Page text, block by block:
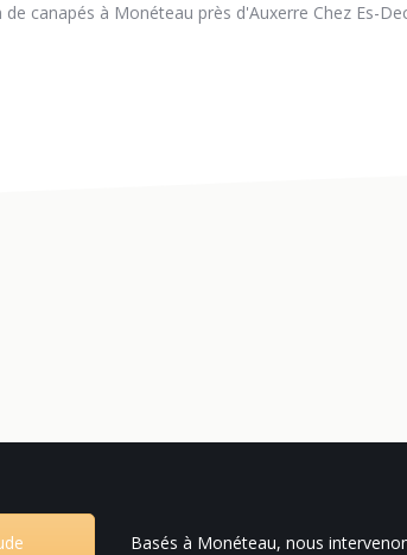
canapés à Monéteau près d'Auxerre Chez Es-
Basés à Monéteau, nous